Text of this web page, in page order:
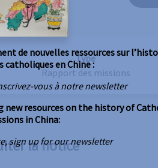
Type
Rapport des missions
la notice
de nouvelles ressources sur
catholiques en Chine :
vous à notre newsletter
new resources on the history of
in China:
sign up for our newsletter